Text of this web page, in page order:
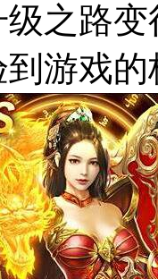
之路
游戏